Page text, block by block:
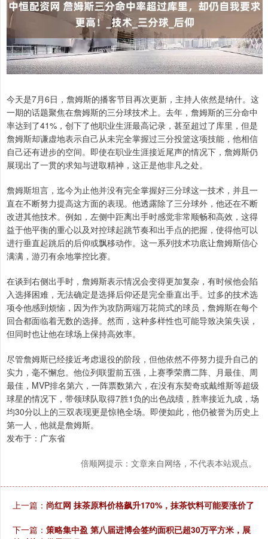
今天是7月6日，詹姆斯的播客节目再次更新，主持人依然是纳什。这
一期的话题聚焦在詹姆斯的三分球技术上。去年，詹姆斯的三分命中
率达到了41%，创下了他职业生涯最高记录，甚至超过了库里，但是
詹姆斯却谦虚地表示自己从未完全掌握过三分投篮这项技能，他相信
自己还有进步的空间。即使在职业生涯接近尾声的情况下，詹姆斯仍
展现出了一贯的求知与进取精神，这正是他非凡之处。
詹姆斯坦言，迄今为止他并没有完全掌握好三分球这一技术，并且一
直在不断努力提高这方面的表现。他透露除了三分球外，他还在不断
改进其他技术。例如，左侧中距离出手时感觉非常顺畅和高效，这得
益于他平衡的重心以及对控球起跳节奏和出手点的把握，使得他可以
进行垂直起跳后的后仰或飘移动作。这一系列技术功底让詹姆斯信心
满满，游刃有余地掌控比赛。
在谈到右侧出手时，詹姆斯表示情况会变得更加复杂，有时候他会陷
入选择困难，无法确定是选择后仰还是完全垂直出手。过多的技术选
项令他感到烦恼，因为作为攻防两端万花筒式的球员，詹姆斯在每个
回合都面临着无数的选择。然而，这种多样性也可能导致决策失误，
但同时也让他在球场上保持高效率。
尽管詹姆斯已经接近考虑退役的阶段，但他依然不停努力提升自己的
实力，毫不懈怠。他位列联盟前五强，上赛季荣膺二阵、月最佳、周
最佳，MVP排名第六，一阵票数第六，在没有东契奇或戴维斯等超级
球星的情况下，带领球队取得7胜1负的出色战绩，胜率接近九成，场
均30分以上的三双表现更是惊艳全场。即便如此，他仍被誉为历史上
第一人，他就是詹姆斯。
发布于：广东省
倍顺网提示：文章来自网络，不代表本站观点。
上一篇： 尚红网 抹茶原料价格飙升170%，抹茶饮料可能要涨价了
下一篇： 策略集中盈 第八届进博会签约面积已超30万平方米，展